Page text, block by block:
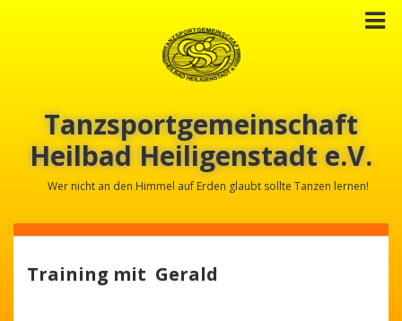
Tanzsportgemeinschaft
Heilbad Heiligenstadt e.V.
Wer nicht an den Himmel auf Erden glaubt sollte Tanzen lernen!
Training mit Gerald